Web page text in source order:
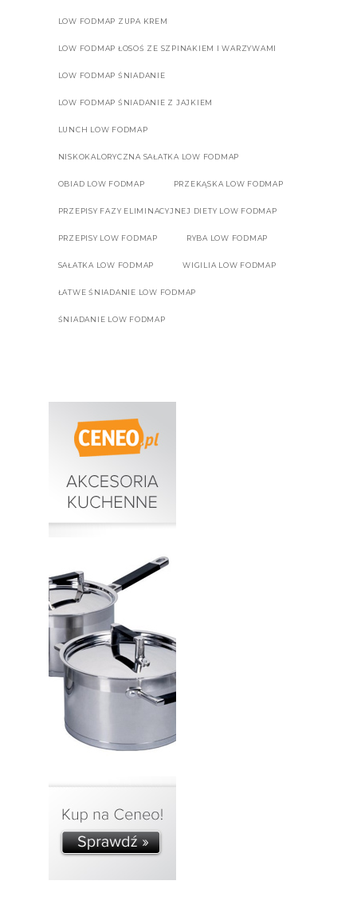
LOW FODMAP ZUPA KREM
LOW FODMAP ŁOSOŚ ZE SZPINAKIEM I WARZYWAMI
LOW FODMAP ŚNIADANIE
LOW FODMAP ŚNIADANIE Z JAJKIEM
LUNCH LOW FODMAP
NISKOKALORYCZNA SAŁATKA LOW FODMAP
OBIAD LOW FODMAP PRZEKĄSKA LOW FODMAP
PRZEPISY FAZY ELIMINACYJNEJ DIETY LOW FODMAP
PRZEPISY LOW FODMAP RYBA LOW FODMAP
SAŁATKA LOW FODMAP WIGILIA LOW FODMAP
ŁATWE ŚNIADANIE LOW FODMAP
ŚNIADANIE LOW FODMAP